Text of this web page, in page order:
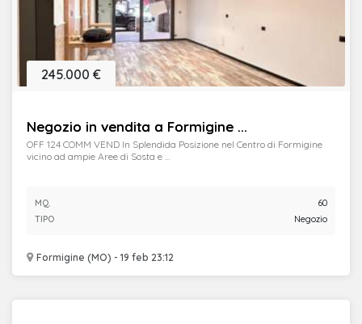
Negozio in vendita a Formigine ...
Formigine (MO) - 19 feb 23:12
245.000 €
OFF 124 COMM VEND In Splendida Posizione nel Centro di Formigine
vicino ad ampie Aree di Sosta e ...
MQ.
60
TIPO
Negozio